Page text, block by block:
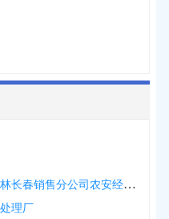
中国石油天然气股份有限公司吉林长春销售分公司农安经营处中海加气站
理厂